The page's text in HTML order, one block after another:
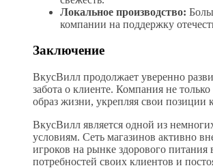
Локальное производство:
компании на поддержку
Заключение
ВкусВилл продолжает уверенно
забота о клиенте. Компания не
образ жизни, укрепляя свои позиции
ВкусВилл является одной из
условиям. Сеть магазинов активно
игроков на рынке здорового
потребностей своих клиентов и